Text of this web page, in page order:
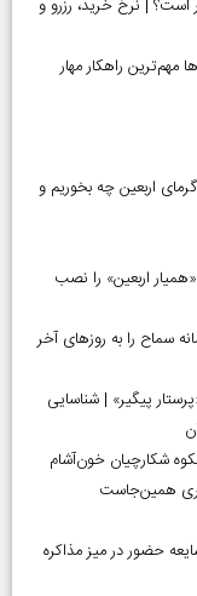
بهشت زهرا (س) در سال ۱۴۰۵ چقدر است؟ | نرخ خرید، رزرو و
مهم‌ترین راهکار مهار
برای زائران اربعین ۱۴۰۵ | در گرمای اربعین چه بخوریم و
اربعین» را نصب
در سامانه سماح را به روز‌های آخر
پیگیر» | شناسایی
همین‌جاست
حضور در میز مذاکره